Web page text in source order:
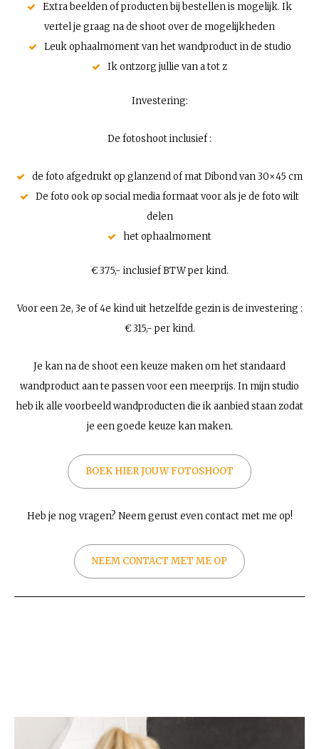
Extra beelden of producten bij bestellen is mogelijk. Ik
vertel je graag na de shoot over de mogelijkheden
Leuk ophaalmoment van het wandproduct in de studio
Ik ontzorg jullie van a tot z
Investering:
De fotoshoot inclusief :
de foto afgedrukt op glanzend of mat Dibond van 30×45 cm
De foto ook op social media formaat voor als je de foto wilt
delen
het ophaalmoment
€ 375,- inclusief BTW per kind.
Voor een 2e, 3e of 4e kind uit hetzelfde gezin is de investering :
€ 315,- per kind.
Je kan na de shoot een keuze maken om het standaard
wandproduct aan te passen voor een meerprijs. In mijn studio
heb ik alle voorbeeld wandproducten die ik aanbied staan zodat
je een goede keuze kan maken.
BOEK HIER JOUW FOTOSHOOT
Heb je nog vragen? Neem gerust even contact met me op!
NEEM CONTACT MET ME OP